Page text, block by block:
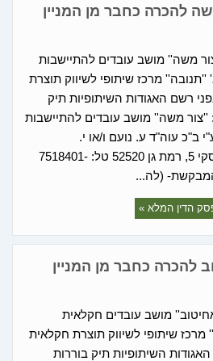
להכרה כחבר מן המניין
בוררות 74/208/02 ''צור משה'' מושב עובדים להתיישבות
מרכז שיתופי לשיווק תוצרת
רשם האגודות השיתופיות תיק
208/02 בעניין: ''צור משה'' מושב עובדים להתיישבות
ב"כ עוה"ד ע. נועם ו/או י.
ליכטנשטיין מרח' ז'בוטינסקי 5, רמת גן 52520 טל: 7518401-
הדין המלא »
להכרה כחבר מן המניין
בוררות 74/208/02 ''אחיטוב'' מושב עובדים חקלאית
שיתופי לשיווק תוצרת חקלאית
השיתופיות תיק בוררות